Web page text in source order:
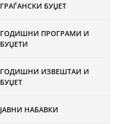
ГРАЃАНСКИ БУЏЕТ
ГОДИШНИ ПРОГРАМИ И
БУЏЕТИ
ГОДИШНИ ИЗВЕШТАИ И
БУЏЕТ
ЈАВНИ НАБАВКИ